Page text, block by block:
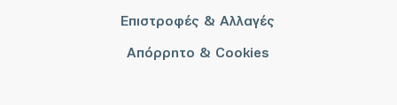
Επιστροφές & Αλλαγές
Απόρρητο & Cookies